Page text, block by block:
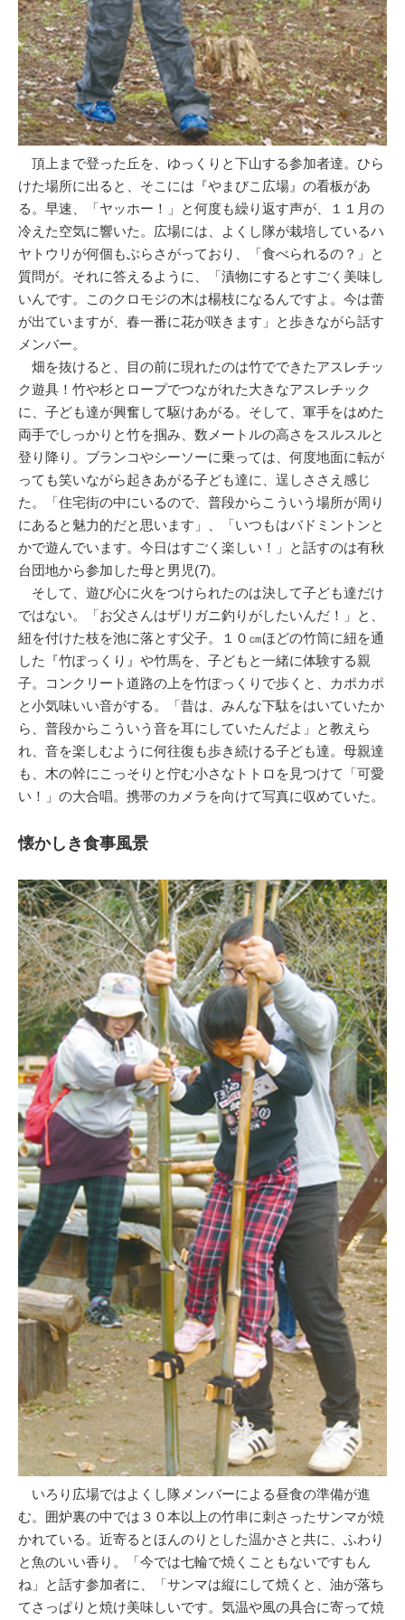
頂上まで登った丘を、ゆっくりと下山する参加者達。ひら
けた場所に出ると、そこには『やまびこ広場』の看板があ
る。早速、「ヤッホー！」と何度も繰り返す声が、１１月の
冷えた空気に響いた。広場には、よくし隊が栽培しているハ
ヤトウリが何個もぶらさがっており、「食べられるの？」と
質問が。それに答えるように、「漬物にするとすごく美味し
いんです。このクロモジの木は楊枝になるんですよ。今は蕾
が出ていますが、春一番に花が咲きます」と歩きながら話す
メンバー。
畑を抜けると、目の前に現れたのは竹でできたアスレチッ
ク遊具！竹や杉とロープでつながれた大きなアスレチック
に、子ども達が興奮して駆けあがる。そして、軍手をはめた
両手でしっかりと竹を掴み、数メートルの高さをスルスルと
登り降り。ブランコやシーソーに乗っては、何度地面に転が
っても笑いながら起きあがる子ども達に、逞しささえ感じ
た。「住宅街の中にいるので、普段からこういう場所が周り
にあると魅力的だと思います」、「いつもはバドミントンと
かで遊んでいます。今日はすごく楽しい！」と話すのは有秋
台団地から参加した母と男児(7)。
そして、遊び心に火をつけられたのは決して子ども達だけ
ではない。「お父さんはザリガニ釣りがしたいんだ！」と、
紐を付けた枝を池に落とす父子。１０㎝ほどの竹筒に紐を通
した『竹ぽっくり』や竹馬を、子どもと一緒に体験する親
子。コンクリート道路の上を竹ぽっくりで歩くと、カポカポ
と小気味いい音がする。「昔は、みんな下駄をはいていたか
ら、普段からこういう音を耳にしていたんだよ」と教えら
れ、音を楽しむように何往復も歩き続ける子ども達。母親達
も、木の幹にこっそりと佇む小さなトトロを見つけて「可愛
い！」の大合唱。携帯のカメラを向けて写真に収めていた。
懐かしき食事風景
いろり広場ではよくし隊メンバーによる昼食の準備が進
む。囲炉裏の中では３０本以上の竹串に刺さったサンマが焼
かれている。近寄るとほんのりとした温かさと共に、ふわり
と魚のいい香り。「今では七輪で焼くこともないですもん
ね」と話す参加者に、「サンマは縦にして焼くと、油が落ち
てさっぱりと焼け美味しいです。気温や風の具合に寄って焼